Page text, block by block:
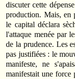
discuter cette
production. Mais, en
le capital déclara
l'attaque menée par
de la prudence. Les
pas justifiées : le
manifeste, ne
manifestait une force